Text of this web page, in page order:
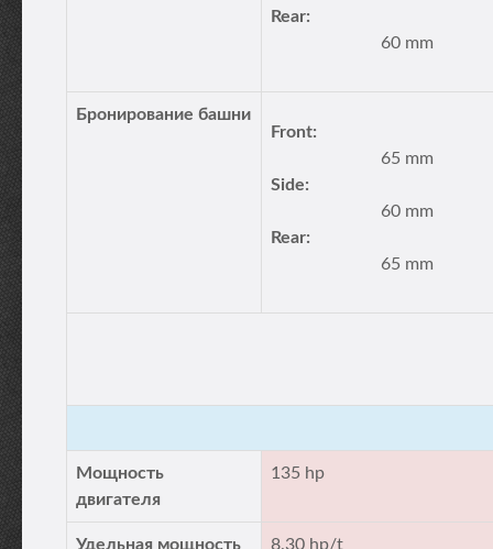
Rear:
60 mm
Бронирование башни
Front:
65 mm
Side:
60 mm
Rear:
65 mm
Мощность
двигателя
135 hp
Удельная мощность 8.30 hp/t